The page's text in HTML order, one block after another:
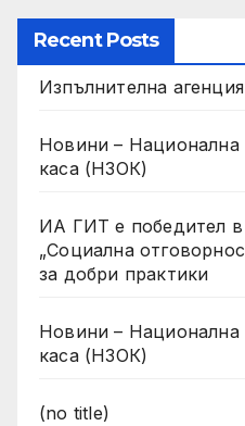
Recent Posts
Изпълнителна
Новини – Национална
каса (НЗОК)
ИА ГИТ е победител в
„Социална
за добри практики
Новини – Национална
каса (НЗОК)
(no title)